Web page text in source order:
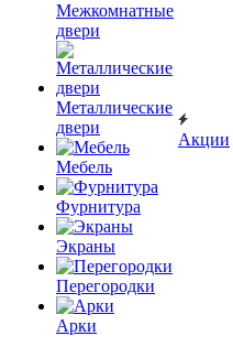
Межкомнатные
двери
Металлические
двери
Мебель
Фурнитура
Экраны
Перегородки
Арки
Акции